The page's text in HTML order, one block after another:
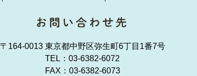
〒164-0013 東京都中野区弥生町6丁目1番7号
TEL： 03-6382-6072
FAX：03-6382-6073